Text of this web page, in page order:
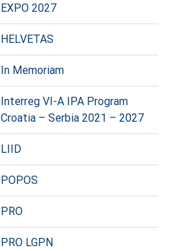
EXPO 2027
HELVETAS
In Memoriam
Interreg VI-A IPA Program
Croatia – Serbia 2021 – 2027
LIID
POPOS
PRO
PRO LGPN